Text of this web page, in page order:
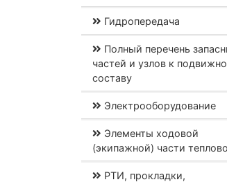
Гидропередача
Полный перечень
частей и узлов к
составу
Электрооборудование
Элементы ходовой
(экипажной) части
РТИ, прокладки,